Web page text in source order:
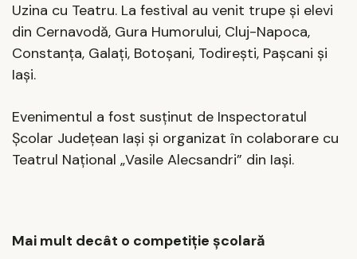
Uzina cu Teatru. La festival au venit trupe și elevi
din Cernavodă, Gura Humorului, Cluj-Napoca,
Constanța, Galați, Botoșani, Todirești, Pașcani și
Iași.
Evenimentul a fost susținut de Inspectoratul
Școlar Județean Iași și organizat în colaborare cu
Teatrul Național „Vasile Alecsandri” din Iași.
Mai mult decât o competiție școlară